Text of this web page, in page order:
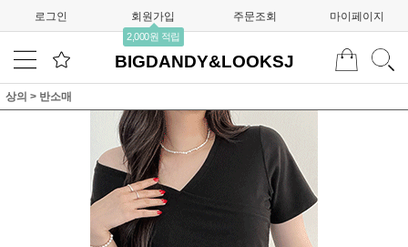
로그인 회원가입
2,000원 적립
주문조회 마이페이지
BIGDANDY&LOOKSJ
상의 > 반소매